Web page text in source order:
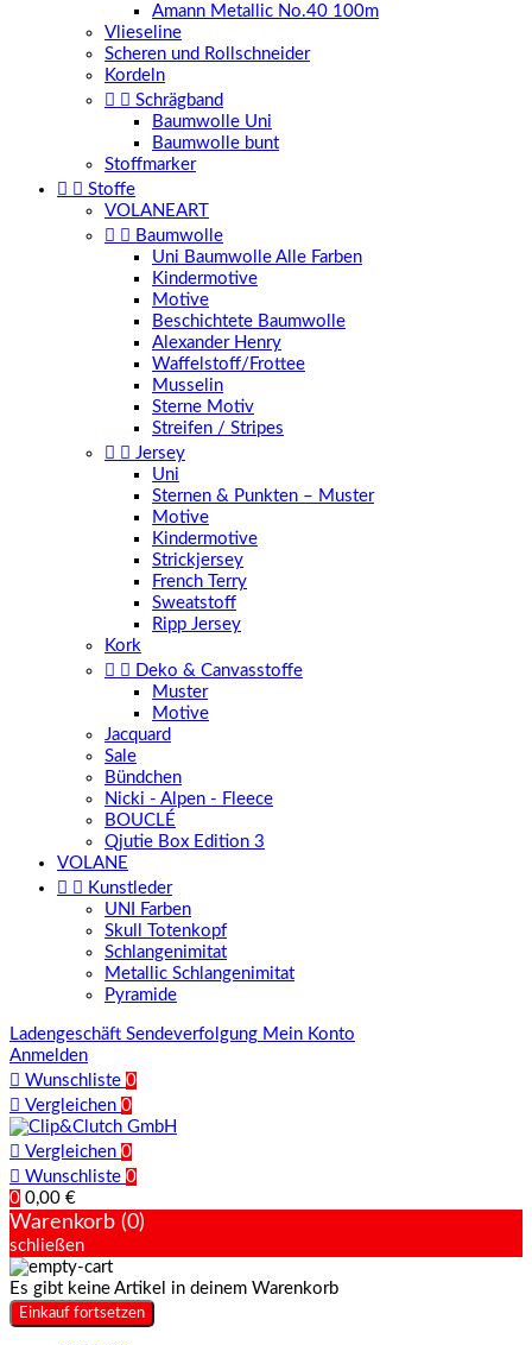
Amann Metallic No.40 100m
Vlieseline
Scheren und Rollschneider
Kordeln
  Schrägband
Baumwolle Uni
Baumwolle bunt
Stoffmarker
  Stoffe
VOLANEART
  Baumwolle
Uni Baumwolle Alle Farben
Kindermotive
Motive
Beschichtete Baumwolle
Alexander Henry
Waffelstoff/Frottee
Musselin
Sterne Motiv
Streifen / Stripes
  Jersey
Uni
Sternen & Punkten – Muster
Motive
Kindermotive
Strickjersey
French Terry
Sweatstoff
Ripp Jersey
Kork
  Deko & Canvasstoffe
Muster
Motive
Jacquard
Sale
Bündchen
Nicki - Alpen - Fleece
BOUCLÉ
Qjutie Box Edition 3
VOLANE
  Kunstleder
UNI Farben
Skull Totenkopf
Schlangenimitat
Metallic Schlangenimitat
Pyramide
Ladengeschäft Sendeverfolgung Mein Konto
Anmelden
 Wunschliste 0
 Vergleichen 0
 Vergleichen 0
 Wunschliste 0
0 0,00 €
Warenkorb (0)
schließen
Es gibt keine Artikel in deinem Warenkorb
Einkauf fortsetzen